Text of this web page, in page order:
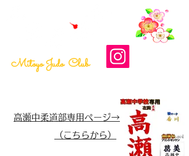
Mitoyo Judo Club
高瀬中柔道部専用ページ→
（こちらから）